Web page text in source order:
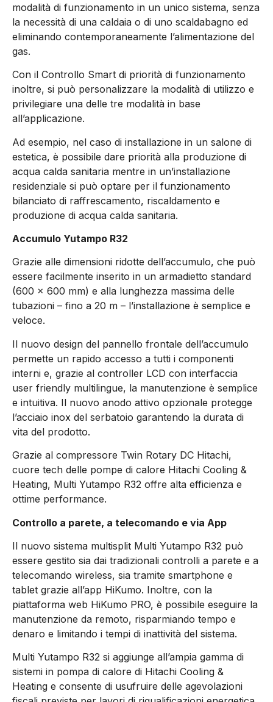
modalità di funzionamento in un unico sistema, senza
la necessità di una caldaia o di uno scaldabagno ed
eliminando contemporaneamente l’alimentazione del
gas.
Con il Controllo Smart di priorità di funzionamento
inoltre, si può personalizzare la modalità di utilizzo e
privilegiare una delle tre modalità in base
all’applicazione.
Ad esempio, nel caso di installazione in un salone di
estetica, è possibile dare priorità alla produzione di
acqua calda sanitaria mentre in un’installazione
residenziale si può optare per il funzionamento
bilanciato di raffrescamento, riscaldamento e
produzione di acqua calda sanitaria.
Accumulo Yutampo R32
Grazie alle dimensioni ridotte dell’accumulo, che può
essere facilmente inserito in un armadietto standard
(600 x 600 mm) e alla lunghezza massima delle
tubazioni – fino a 20 m – l’installazione è semplice e
veloce.
Il nuovo design del pannello frontale dell’accumulo
permette un rapido accesso a tutti i componenti
interni e, grazie al controller LCD con interfaccia
user friendly multilingue, la manutenzione è semplice
e intuitiva. Il nuovo anodo attivo opzionale protegge
l’acciaio inox del serbatoio garantendo la durata di
vita del prodotto.
Grazie al compressore Twin Rotary DC Hitachi,
cuore tech delle pompe di calore Hitachi Cooling &
Heating, Multi Yutampo R32 offre alta efficienza e
ottime performance.
Controllo a parete, a telecomando e via App
Il nuovo sistema multisplit Multi Yutampo R32 può
essere gestito sia dai tradizionali controlli a parete e a
telecomando wireless, sia tramite smartphone e
tablet grazie all’app HiKumo. Inoltre, con la
piattaforma web HiKumo PRO, è possibile eseguire la
manutenzione da remoto, risparmiando tempo e
denaro e limitando i tempi di inattività del sistema.
Multi Yutampo R32 si aggiunge all’ampia gamma di
sistemi in pompa di calore di Hitachi Cooling &
Heating e consente di usufruire delle agevolazioni